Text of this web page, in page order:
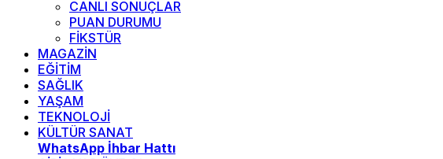
CANLI SONUÇLAR
PUAN DURUMU
FİKSTÜR
MAGAZİN
EĞİTİM
SAĞLIK
YAŞAM
TEKNOLOJİ
KÜLTÜR SANAT
WhatsApp İhbar Hattı